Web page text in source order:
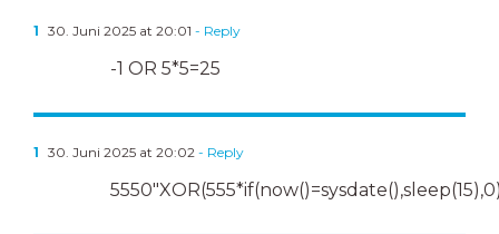
1 30. Juni 2025 at 20:01 - Reply
-1 OR 5*5=25
1 30. Juni 2025 at 20:02 - Reply